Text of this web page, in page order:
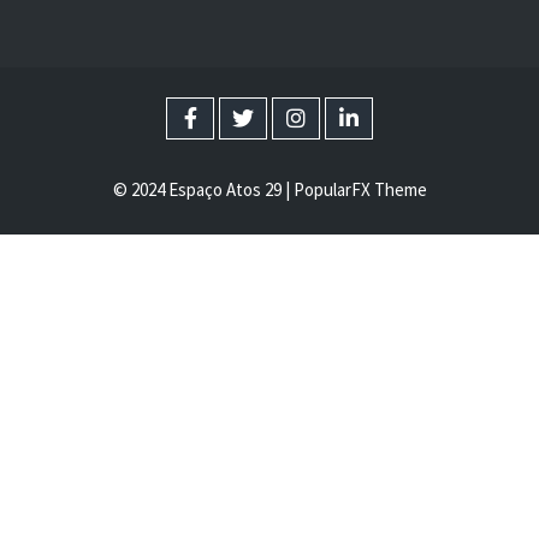
© 2024 Espaço Atos 29 | PopularFX Theme